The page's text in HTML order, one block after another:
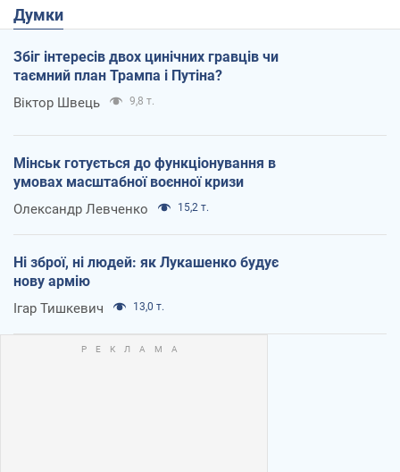
Думки
Збіг інтересів двох цинічних гравців чи
таємний план Трампа і Путіна?
Віктор Швець 9,8 т.
Мінськ готується до функціонування в
умовах масштабної воєнної кризи
Олександр Левченко 15,2 т.
Ні зброї, ні людей: як Лукашенко будує
нову армію
Ігар Тишкевич 13,0 т.